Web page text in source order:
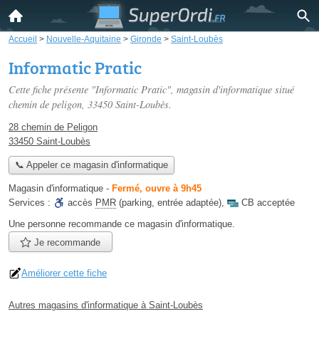
Accueil > Nouvelle-Aquitaine > Gironde > Saint-Loubès
Informatic Pratic
Cette fiche présente "Informatic Pratic", magasin d'informatique situé
chemin de peligon, 33450 Saint-Loubès.
28 chemin de Peligon
33450 Saint-Loubès
📞 Appeler ce magasin d'informatique
Magasin d'informatique - Fermé, ouvre à 9h45
Services :
accès PMR (parking, entrée adaptée),
CB acceptée
Une personne recommande ce magasin d'informatique.
Je recommande
Améliorer cette fiche
Autres magasins d'informatique à Saint-Loubès